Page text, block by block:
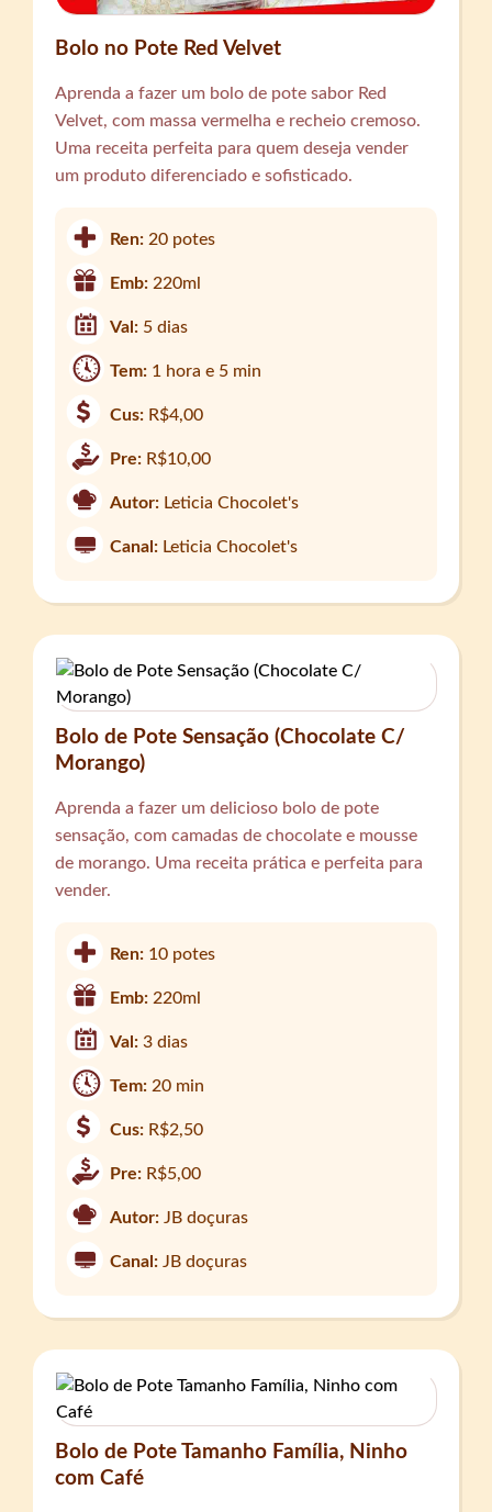
Bolo no Pote Red Velvet
Aprenda a fazer um bolo de pote sabor Red
Velvet, com massa vermelha e recheio cremoso.
Uma receita perfeita para quem deseja vender
um produto diferenciado e sofisticado.
Ren: 20 potes
Emb: 220ml
Val: 5 dias
Tem: 1 hora e 5 min
Cus: R$4,00
Pre: R$10,00
Autor: Leticia Chocolet's
Canal: Leticia Chocolet's
Bolo de Pote Sensação (Chocolate C/
Morango)
Aprenda a fazer um delicioso bolo de pote
sensação, com camadas de chocolate e mousse
de morango. Uma receita prática e perfeita para
vender.
Ren: 10 potes
Emb: 220ml
Val:3 dias
Tem: 20 min
Cus: R$2,50
Pre: R$5,00
Autor: JB doçuras
Canal: JB doçuras
Bolo de Pote Tamanho Família, Ninho
com Café